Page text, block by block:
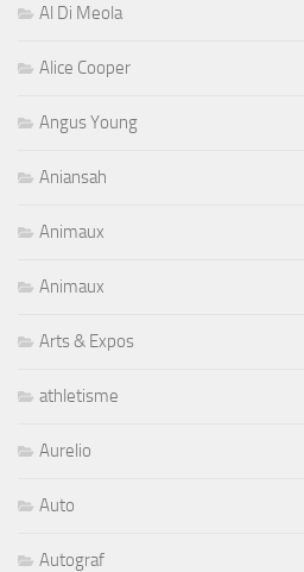
Al Di Meola
Alice Cooper
Angus Young
Aniansah
Animaux
Animaux
Arts & Expos
athletisme
Aurelio
Auto
Autograf